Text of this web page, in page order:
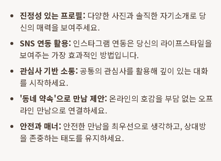
진정성 있는 프로필: 다양한 사진과 솔직한 자기소개로 당
신의 매력을 보여주세요.
SNS 연동 활용: 인스타그램 연동은 당신의 라이프스타일을
보여주는 가장 효과적인 방법입니다.
관심사 기반 소통: 공통의 관심사를 활용해 깊이 있는 대화
를 시작하세요.
'동네 약속'으로 만남 제안: 온라인의 호감을 부담 없는 오프
라인 만남으로 연결하세요.
안전과 매너: 안전한 만남을 최우선으로 생각하고, 상대방
을 존중하는 태도를 유지하세요.